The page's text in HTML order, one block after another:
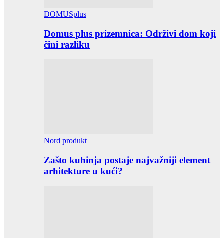
DOMUSplus
Domus plus prizemnica: Održivi dom koji
čini razliku
Nord produkt
Zašto kuhinja postaje najvažniji element
arhitekture u kući?